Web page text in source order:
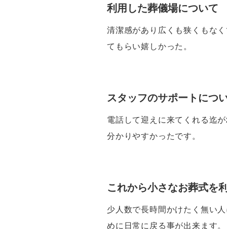
利用した葬儀場について
清潔感があり広くも狭くもな
てもらい嬉しかった。
スタッフのサポートにつ
電話して迎えに来てくれる迄
分かりやすかったです。
これから小さなお葬式を
少人数で長時間かけたく無い
めに日常に戻る事が出来ます。